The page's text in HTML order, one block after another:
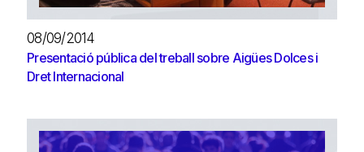
08/09/2014
Presentació pública del treball sobre Aigües Dolces i
Dret Internacional